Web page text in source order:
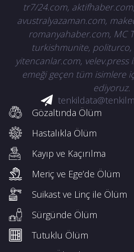
tr7/24.com,
avustralyazaman.com,
romanyahaber.com, MC
turkishmunite, politurco,
yitencanlar.com,
emeği geçen tüm isimlere
ediyoruz.
Gözaltında Ölüm
Hastalıkla Ölüm
Kayıp ve Kaçırılma
Meriç ve Ege’de Ölüm
Suikast ve Linç ile Ölüm
Sürgünde Ölüm
Tutuklu Ölüm